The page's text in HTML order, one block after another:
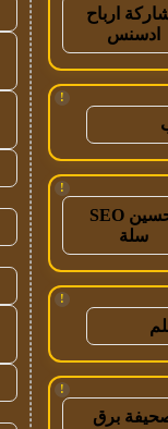
ارباح
ادسنس
!
!
تحسين SEO
سلة
!
!
برق